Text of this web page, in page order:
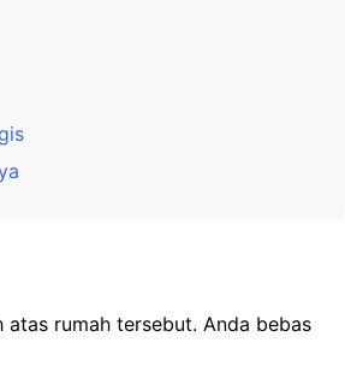
atas rumah tersebut. Anda bebas